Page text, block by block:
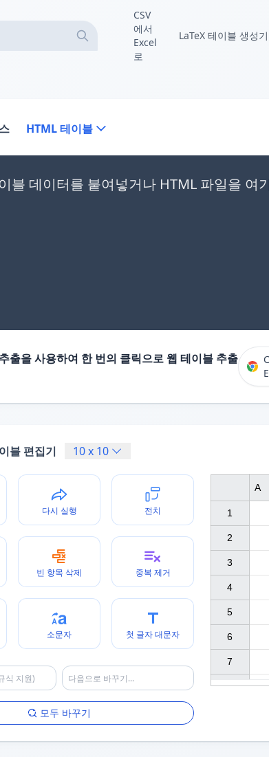
CSV
에서
Excel
로
LaTeX 테이블 생성기
HTML 테이블
블 데이터를 붙여넣거나 HTML 파일을 여
출을 사용하여 한 번의 클릭으로 웹 테이블 추출
블 편집기 10x 10
다시 실행 전치
빈 항목 삭제 중복 제거
소문자 첫 글자 대문자
모두 바꾸기
1
2
3
4
5
6
7
A